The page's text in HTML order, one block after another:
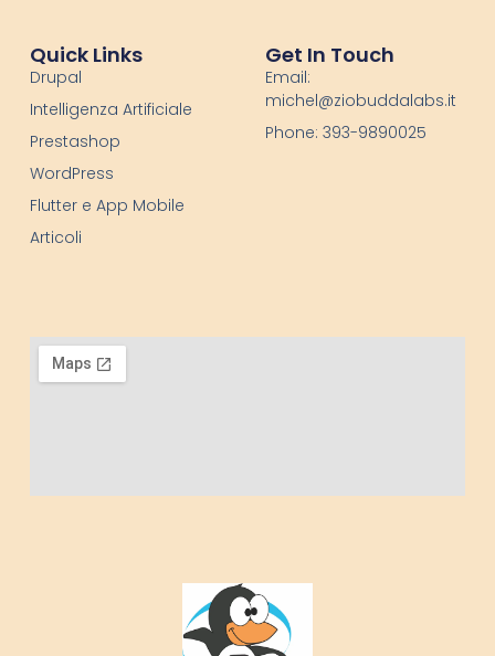
Quick Links
Drupal
Intelligenza Artificiale
Prestashop
WordPress
Flutter e App Mobile
Articoli
Get In Touch
Email:
michel@ziobuddalabs.it
Phone: 393-9890025